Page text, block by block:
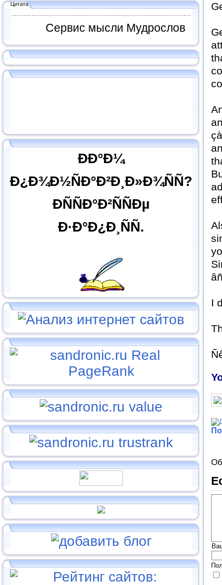
Цитата
Сервис мысли Мудрослов
ÐÐ°Ð¼
Ð¿Ð¾Ð½ÑÐ°Ð²Ð¸Ð»Ð¾ÑÑ?
ÐÑÑÐ°Ð²ÑÑÐµ
Ð·Ð°Ð¿Ð¸ÑÑ.
I